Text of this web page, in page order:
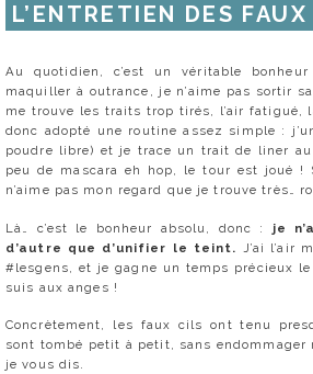
L’ENTRETIEN DES
Au quotidien, c’est un véritable
maquiller à outrance, je n’aime pas sortir
me trouve les traits trop tirés, l’air fatigué,
donc adopté une routine assez simple :
poudre libre) et je trace un trait de liner au
peu de mascara eh hop, le tour est joué
n’aime pas mon regard que je trouve très…
Là… c’est le bonheur absolu, donc :
je
d’autre que d’unifier le teint.
J’ai l’air
#lesgens, et je gagne un temps précieux
suis aux anges !
Concrètement, les faux cils ont tenu
sont tombé petit à petit, sans endommager
je vous dis.